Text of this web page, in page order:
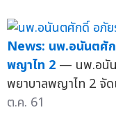
News: นพ.อนันตศัก
พญาไท 2 — นพ.อนัน
พยาบาลพญาไท 2 จัด
ต.ค. 61